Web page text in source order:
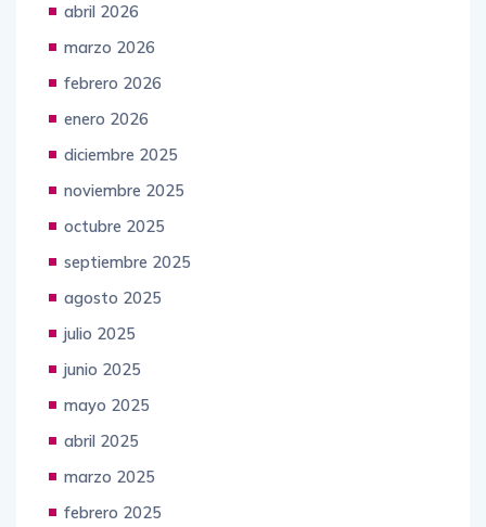
abril 2026
marzo 2026
febrero 2026
enero 2026
diciembre 2025
noviembre 2025
octubre 2025
septiembre 2025
agosto 2025
julio 2025
junio 2025
mayo 2025
abril 2025
marzo 2025
febrero 2025